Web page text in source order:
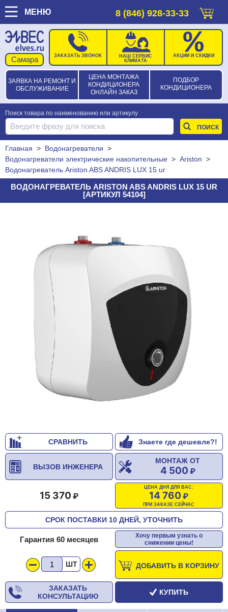
МЕНЮ 8 (846) 928-33-33
ЗАЯВКА НА РЕМОНТ И
ОБСЛУЖИВАНИЕ
ЦЕНА МОНТАЖА
КОНДИЦИОНЕРА
ОНЛАЙН ЗАКАЗ
ПОДБОР
КОНДИЦИОНЕРА
ЗАКАЗАТЬ ЗВОНОК
НАШ СЕРВИС
КЛИМАТА
АКЦИИ И СКИДКИ
Поиск товара по наименованию или артикулу
Главная > Водонагреватели >
Водонагреватели электрические накопительные > Ariston >
Водонагреватель Ariston ABS ANDRIS LUX 15 ur
ВОДОНАГРЕВАТЕЛЬ ARISTON ABS ANDRIS LUX 15 UR
[АРТИКУЛ 54104]
СРАВНИТЬ Знаете где дешевле?!
МОНТАЖ ОТ
4 500
ВЫЗОВ ИНЖЕНЕРА
ЦЕНА ДНЯ ДЛЯ ВАС:
14 760
ПРИ ЗАКАЗЕ СЕЙЧАС
15 370
СРОК ПОСТАВКИ 10 ДНЕЙ, УТОЧНИТЬ
Гарантия 60 месяцев
Хочу первым узнать о
снижении цены!
ШТ ДОБАВИТЬ В КОРЗИНУ
ЗАКАЗАТЬ
КОНСУЛЬТАЦИЮ
КУПИТЬ